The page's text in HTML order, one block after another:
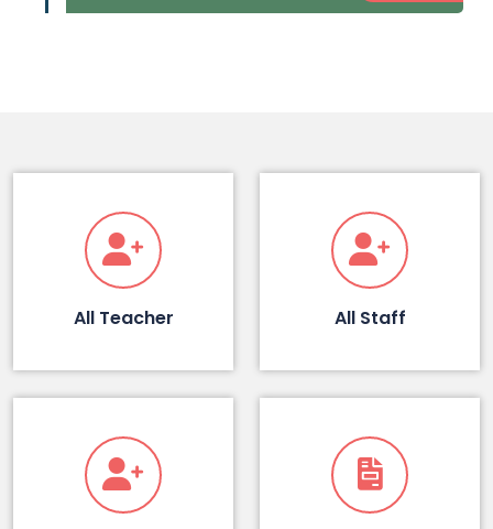
All Teacher All Staff